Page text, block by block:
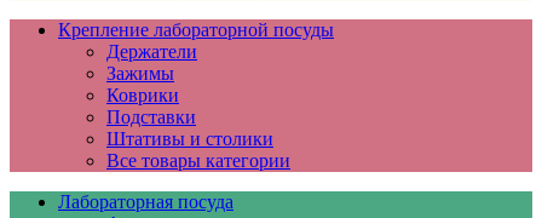
Крепление лабораторной посуды
Держатели
Зажимы
Коврики
Подставки
Штативы и столики
Все товары категории
Лабораторная посуда